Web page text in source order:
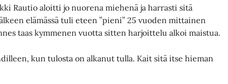
Rautio aloitti jo nuorena miehenä ja harrasti sitä
elämässä tuli eteen ”pieni” 25 vuoden mittainen
taas kymmenen vuotta sitten harjoittelu alkoi maistua.
kun tulosta on alkanut tulla. Kait sitä itse hieman